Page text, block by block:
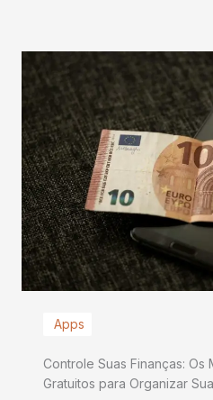
Apps
Controle Suas Finanças: Os
Gratuitos para Organizar